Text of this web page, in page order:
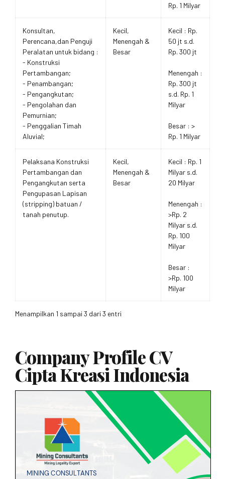
Rp. 1 Milyar
Konsultan,
Perencana,dan Penguji
Peralatan untuk bidang :
- Konstruksi
Pertambangan;
- Penambangan;
- Pengangkutan;
- Pengolahan dan
Pemurnian;
- Penggalian Timah
Aluvial;
Kecil,
Menengah &
Besar
Kecil : Rp.
50 jt s.d.
Rp. 300 jt
Menengah :
Rp. 300 jt
s.d. Rp. 1
Milyar
Besar : >
Rp. 1 Milyar
Pelaksana Konstruksi
Pertambangan dan
Pengangkutan serta
Pengupasan Lapisan
(stripping) batuan /
tanah penutup.
Kecil,
Menengah &
Besar
Kecil : Rp. 1
Milyar s.d.
20 Milyar
Menengah :
>Rp. 2
Milyar s.d.
Rp. 100
Milyar
Besar :
>Rp. 100
Milyar
Menampilkan 1 sampai 3 dari 3 entri
Company Profile CV
Cipta Kreasi Indonesia